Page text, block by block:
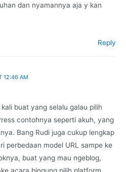
dan nyamannya aja y kan
Reply
12:46 AM
buat yang selalu galau pilih
contohnya seperti akuh, yang
Bang Rudi juga cukup lengkap
perbedaan model URL sampe ke
buat yang mau ngeblog,